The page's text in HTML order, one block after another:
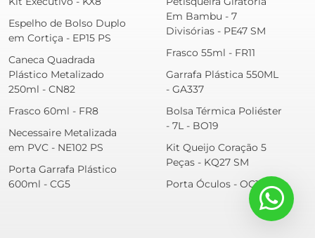
Espelho de Bolso Duplo
em Cortiça - EP15 PS
Caneca Quadrada
Plástico Metalizado
250ml - CN82
Em Bambu - 7
Divisórias - PE47 SM
Frasco 55ml - FR11
Garrafa Plástica 550ML
- GA337
Frasco 60ml - FR8
Necessaire Metalizada
em PVC - NE102 PS
Porta Garrafa Plástico
600ml - CG5
Bolsa Térmica Poliéster
- 7L - BO19
Kit Queijo Coração 5
Peças - KQ27 SM
Porta Óculos - OC1